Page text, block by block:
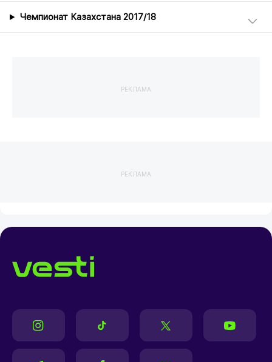
Чемпионат Казахстана 2017/18
РЕКЛАМА
РЕКЛАМА